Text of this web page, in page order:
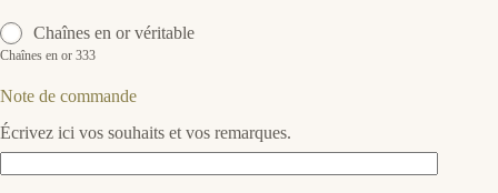
Chaînes en or véritable
Chaînes en or 333
Note de commande
Écrivez ici vos souhaits et vos remarques.